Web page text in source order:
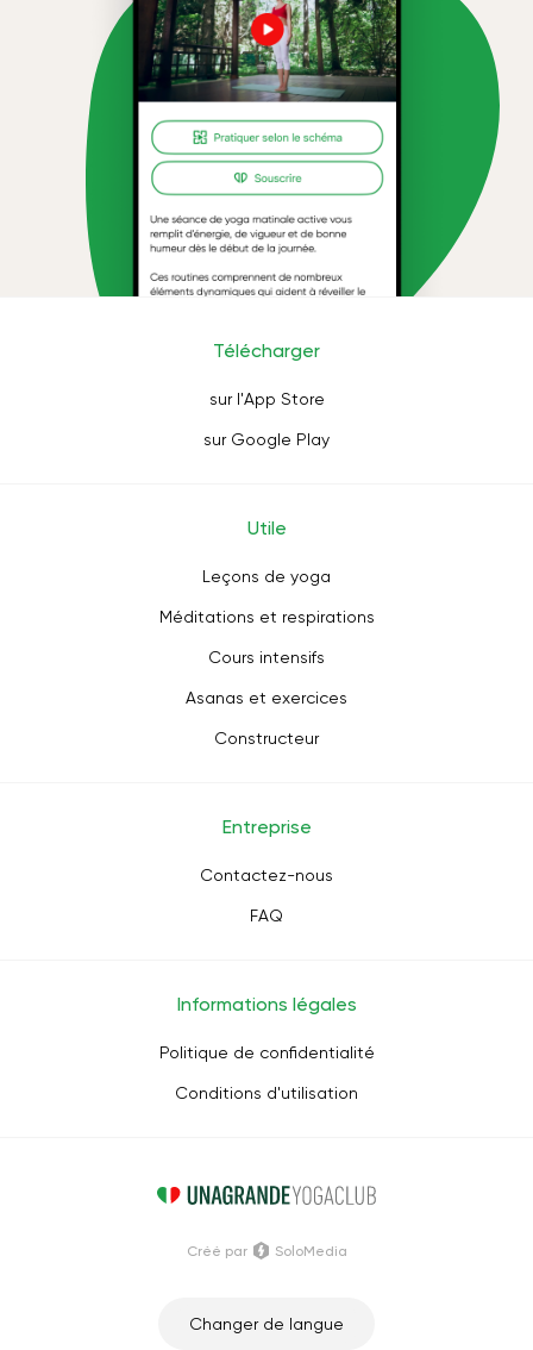
Télécharger
sur l'App Store
sur Google Play
Utile
Leçons de yoga
Méditations et respirations
Cours intensifs
Asanas et exercices
Constructeur
Entreprise
Contactez-nous
FAQ
Informations légales
Politique de confidentialité
Conditions d'utilisation
Changer de langue
Créé par SoloMedia